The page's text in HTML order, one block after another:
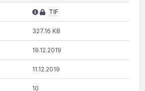
TIF
327.16 KB
19.12.2019
11.12.2019
10